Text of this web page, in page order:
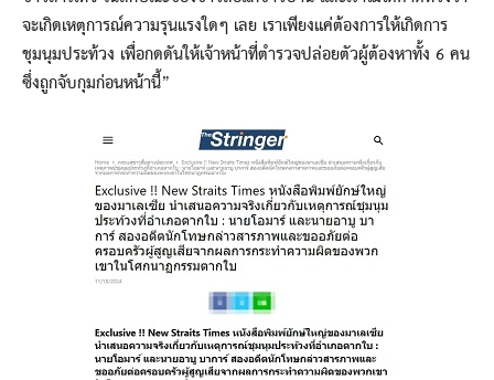
จะเกิดเหตุการณ์ความรุนแรงใดๆ เลย เราเพียงแค่ต้องการให้เกิดการ
ชุมนุมประท้วง เพื่อกดดันให้เจ้าหน้าที่ตำรวจปล่อยตัวผู้ต้องหาทั้ง 6 คน
ซึ่งถูกจับกุมก่อนหน้านี้”